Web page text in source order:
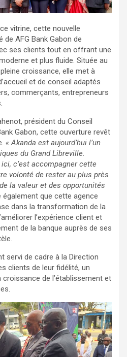
vitrine, cette nouvelle
AFG Bank Gabon de
ses clients tout en offrant une
et plus fluide. Située au
croissance, elle met à
et de conseil adaptés
commerçants, entrepreneurs
président du Conseil
Gabon, cette ouverture revêt
« Akanda est aujourd’hui l’un
du Grand Libreville.
c’est accompagner cette
volonté de rester au plus près
la valeur et des opportunités
que cette agence
dans la transformation de la
l’expérience client et
de la banque auprès de ses
servi de cadre à la Direction
clients de leur fidélité, un
de l’établissement et